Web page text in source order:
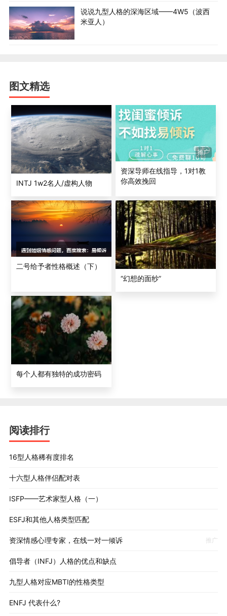
说说九型人格的深海区域——4W5（波西
米亚人）
图文精选
INTJ 1w2名人/虚构人物
推广
资深导师在线指导，1对1教
你高效挽回
二号给予者性格概述（下）
“幻想的面纱”
每个人都有独特的成功密码
阅读排行
16型人格稀有度排名
十六型人格伴侣配对表
ISFP——艺术家型人格（一）
ESFJ和其他人格类型匹配
资深情感心理专家，在线一对一倾诉 推广
倡导者（INFJ）人格的优点和缺点
九型人格对应MBTI的性格类型
ENFJ 代表什么?